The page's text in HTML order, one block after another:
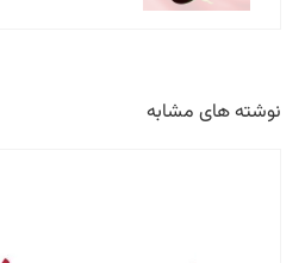
نوشته های مشابه